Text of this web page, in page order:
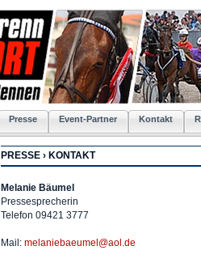
Presse Event-Partner Kontakt
PRESSE › KONTAKT
Melanie Bäumel
Pressesprecherin
Telefon 09421 3777
Mail: melaniebaeumel@aol.de